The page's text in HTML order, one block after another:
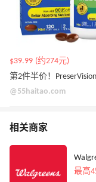
$39.99 (约274元)
@55haitao.com
相关商家
最高